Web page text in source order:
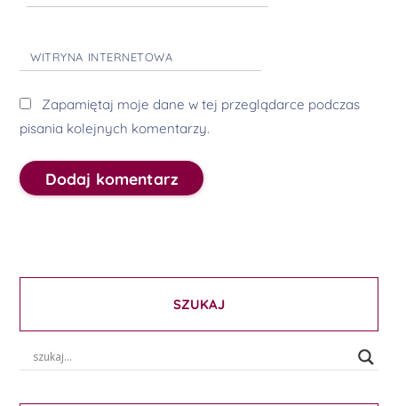
WITRYNA INTERNETOWA
Zapamiętaj moje dane w tej przeglądarce podczas
pisania kolejnych komentarzy.
SZUKAJ